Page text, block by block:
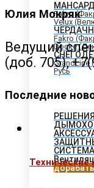
Fakro
Velux
Fakro
Docke
GrandLine
Русь
Юлия Мокряк
Ведущий
(доб. 705),
Последние
Технические